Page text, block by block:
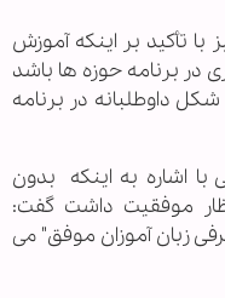
تأکید بر اینکه آموزش
در برنامه حوزه ها باشد
داوطلبانه در برنامه
اشاره به اینکه بدون
موفقیت داشت گفت:
زبان آموزان موفق‌" می